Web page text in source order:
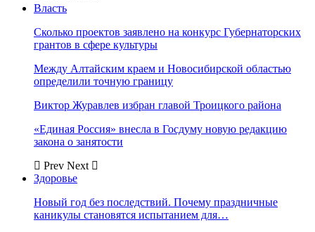
Власть
Сколько проектов заявлено на конкурс Губернаторских
грантов в сфере культуры
Между Алтайским краем и Новосибирской областью
определили точную границу
Виктор Журавлев избран главой Троицкого района
«Единая Россия» внесла в Госдуму новую редакцию
закона о занятости
Prev Next
Здоровье
Новый год без последствий. Почему праздничные
каникулы становятся испытанием для…